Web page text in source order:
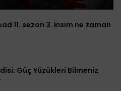
11. sezon 3. kısım ne zaman
Güç Yüzükleri Bilmeniz